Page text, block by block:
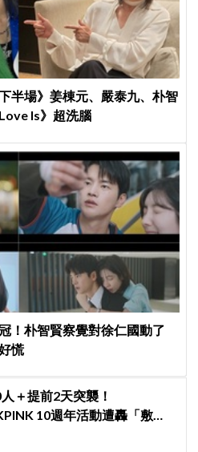
半場》姜棟元、嚴泰九、朴智
Is》超洗腦
！朴智賢察覺對徐仁國動了
慌
＋提前2天突襲！
10週年活動遭轟「敷